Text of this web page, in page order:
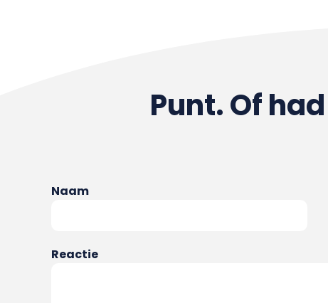
Punt. Of
Naam
Reactie